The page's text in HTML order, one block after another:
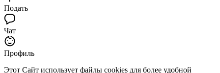
Подать
Чат
Профиль
Этот Сайт использует файлы cookies для более удобной